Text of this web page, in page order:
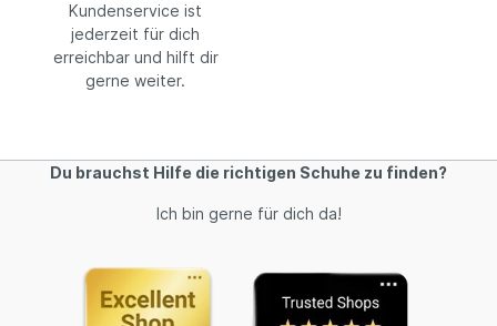
Kundenservice ist
jederzeit für dich
erreichbar und hilft dir
gerne weiter.
Du brauchst Hilfe die richtigen Schuhe zu finden?
Ich bin gerne für dich da!